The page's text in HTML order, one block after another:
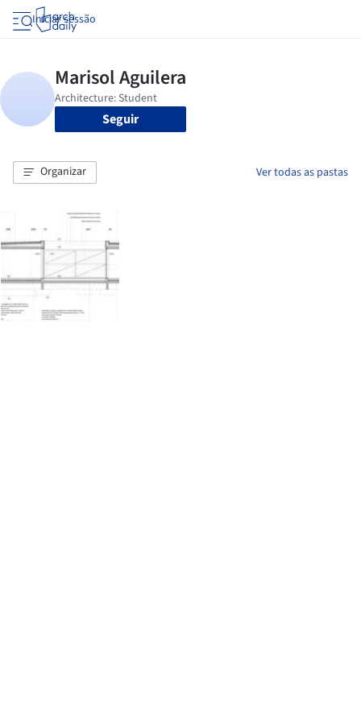
Iniciar sessão
Seguir
Organizar Ver todas as pastas